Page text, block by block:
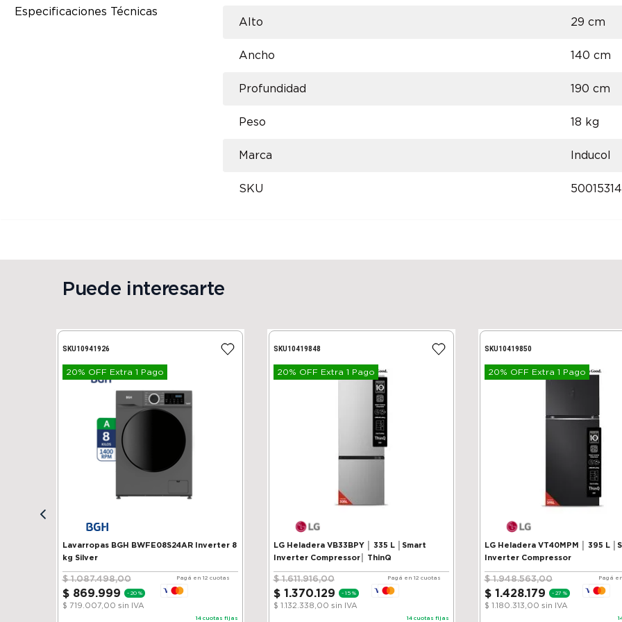
Especificaciones Técnicas
Alto
29 cm
Ancho 140 cm
Profundidad 190 cm
Peso 18 kg
Marca Inducol
SKU
Puede interesarte
SKU10941926
20% OFF Extra 1 Pago
Lavarropas BGH BWFE08S24AR Inverter 8
kg Silver
$ 1.087.498,00
$ 869.999 - 20 %
$ 719.007,00 sin IVA
Pagá en 12 cuotas
14 cuotas fijas
SKU10419848
20% OFF Extra 1 Pago
LG Heladera VB33BPY │ 335 L │Smart
Inverter Compressor│ ThinQ
$ 1.611.916,00
$ 1 .370.129 - 15 %
$ 1.132.338,00 sin IVA
Pagá en 12 cuotas
14 cuotas fijas
SKU10419850
20% OFF Extra 1 Pago
LG Heladera VT40MPM │ 395 L
Inverter Compressor
$ 1.948.563,00
$ 1 .428.179 - 27 %
$ 1.180.313,00 sin IVA
Pagá